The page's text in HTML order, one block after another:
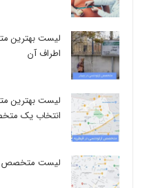
لیست بهترین
اطراف آن
لیست بهترین
انتخاب یک
لیست متخصص